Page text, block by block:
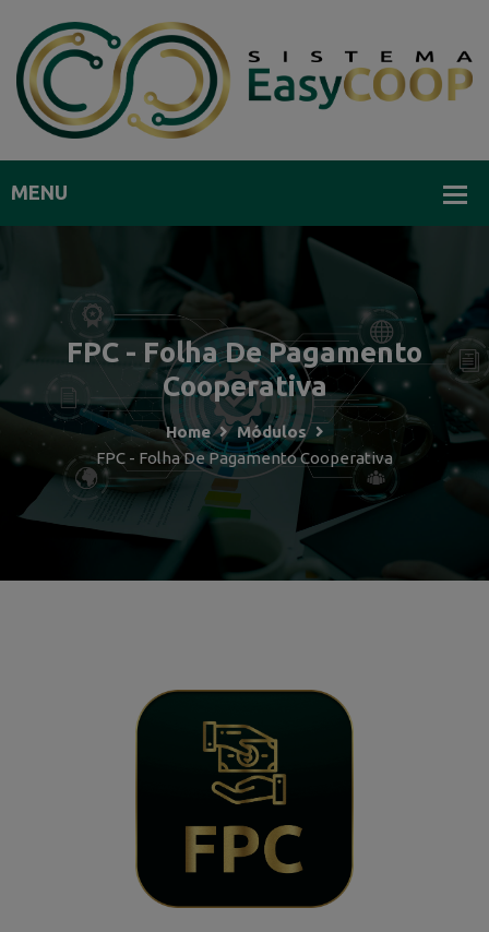
FPC - Folha De Pagamento
Cooperativa
Home
Módulos
FPC - Folha De Pagamento Cooperativa